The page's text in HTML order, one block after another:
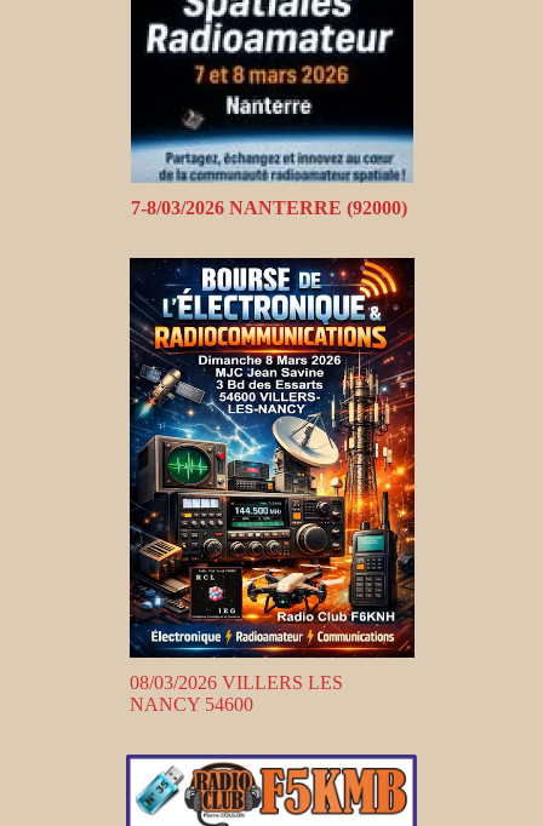
7-8/03/2026 NANTERRE (92000)
08/03/2026 VILLERS LES
NANCY 54600